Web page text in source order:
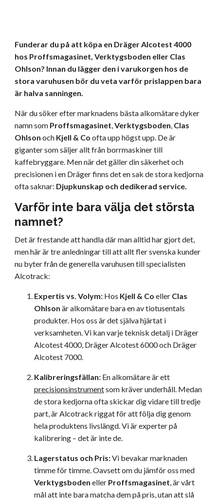
Funderar du på att köpa en Dräger Alcotest 4000
hos Proffsmagasinet, Verktygsboden eller Clas
Ohlson? Innan du lägger den i varukorgen hos de
stora varuhusen bör du veta varför prislappen bara
är halva sanningen.
När du söker efter marknadens bästa alkomätare dyker
namn som Proffsmagasinet,Verktygsboden, Clas
Ohlson och Kjell & Co ofta upp högst upp. De är
giganter som säljer allt från borrmaskiner till
kaffebryggare. Men när det gäller din säkerhet och
precisionen i en Dräger finns det en sak de stora kedjorna
ofta saknar: Djupkunskap och dedikerad service.
Varför inte bara välja det största
namnet?
Det är frestande att handla där man alltid har gjort det,
men här är tre anledningar till att allt fler svenska kunder
nu byter från de generella varuhusen till specialisten
Alcotrack:
Expertis vs. Volym: Hos Kjell & Co eller Clas
Ohlson är alkomätare bara en av tiotusentals
produkter. Hos oss är det själva hjärtat i
verksamheten. Vi kan varje teknisk detalj i Dräger
Alcotest 4000, Dräger Alcotest 6000 och Dräger
Alcotest 7000.
Kalibreringsfällan: En alkomätare är ett
precisionsinstrumentsom kräver underhåll. Medan
de stora kedjorna ofta skickar dig vidare till tredje
part, är Alcotrack riggat för att följa dig genom
hela produktens livslängd. Vi är experter på
kalibrering – det är inte de.
Lagerstatus och Pris:Vi bevakar marknaden
timme för timme. Oavsett om du jämför oss med
Verktygsboden eller Proffsmagasinet, är vårt
mål att inte bara matcha dem på pris, utan att slå